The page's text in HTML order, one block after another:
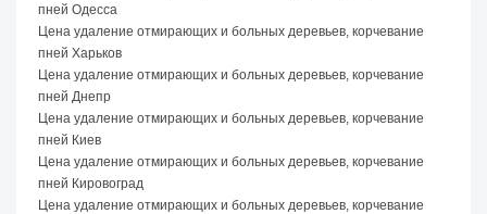
пней Одесса
Цена удаление отмирающих и больных деревьев, корчевание
пней Харьков
Цена удаление отмирающих и больных деревьев, корчевание
пней Днепр
Цена удаление отмирающих и больных деревьев, корчевание
пней Киев
Цена удаление отмирающих и больных деревьев, корчевание
пней Кировоград
Цена удаление отмирающих и больных деревьев, корчевание